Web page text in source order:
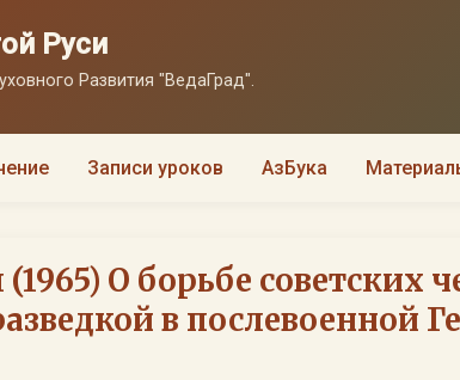
Руси
Развития "ВедаГрад".
Записи уроков АзБука
О борьбе советских
в послевоенной